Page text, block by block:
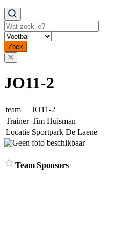
Zoeken
Zoek
JO11-2
team
JO11-2
Trainer Tim Huisman
Locatie Sportpark De Laene
Team Sponsors